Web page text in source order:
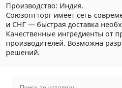
Производство: Индия.
Союзоптторг имеет сеть
и СНГ — быстрая доставка
Качественные ингредиенты от
производителей. Возможна
решений.